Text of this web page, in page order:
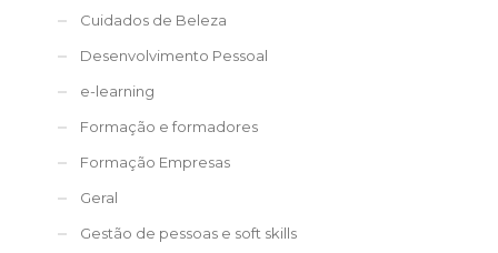
Cuidados de Beleza
Desenvolvimento Pessoal
e-learning
Formação e formadores
Formação Empresas
Geral
Gestão de pessoas e soft skills